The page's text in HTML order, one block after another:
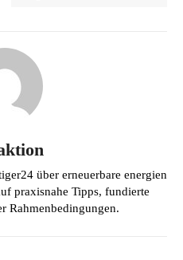
über erneuerbare energien
praxisnahe Tipps, fundierte
Rahmenbedingungen.